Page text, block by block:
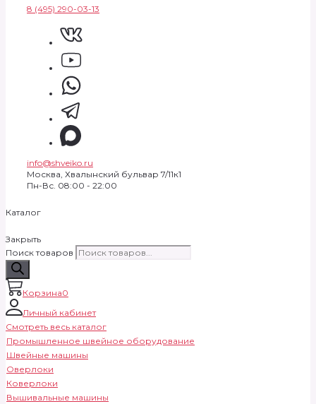
8 (495) 290-03-13
info@shveiko.ru
Москва, Хвалынский бульвар 7/11к1
Пн-Вс. 08:00 - 22:00
Каталог
Закрыть
Поиск товаров
Корзина0
Личный кабинет
Смотреть весь каталог
Промышленное швейное оборудование
Швейные машины
Оверлоки
Коверлоки
Вышивальные машины